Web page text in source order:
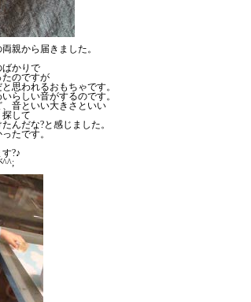
親から届きました。
ばかりで
のですが
思われるおもちゃです。
らしい音がするのです。
音といい大きさといい
して
んだな?と感じました。
たです。
?♪
^^;